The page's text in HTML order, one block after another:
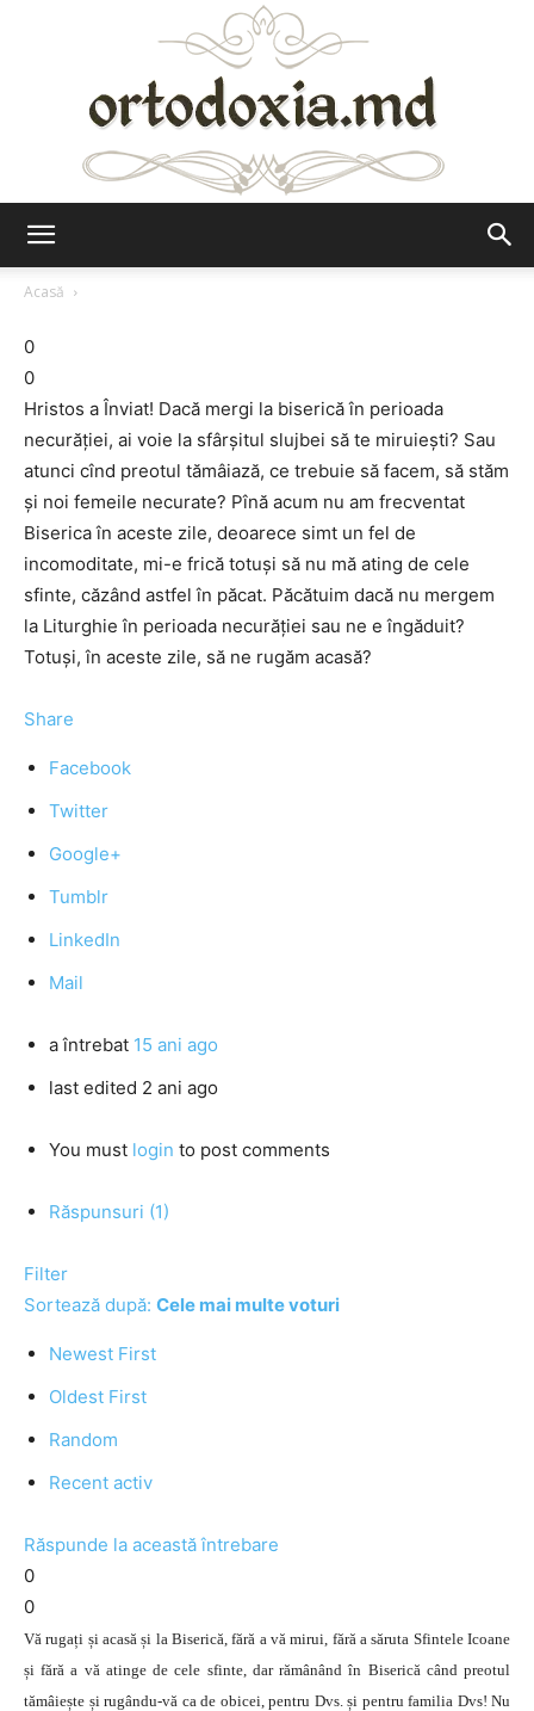
Acasă
0
0
Hristos a Înviat! Dacă mergi la biserică în perioada
necurăţiei, ai voie la sfârşitul slujbei să te miruieşti? Sau
atunci cînd preotul tămâiază, ce trebuie să facem, să stăm
şi noi femeile necurate? Pînă acum nu am frecventat
Biserica în aceste zile, deoarece simt un fel de
incomoditate, mi-e frică totuşi să nu mă ating de cele
sfinte, căzând astfel în păcat. Păcătuim dacă nu mergem
la Liturghie în perioada necurăţiei sau ne e îngăduit?
Totuşi, în aceste zile, să ne rugăm acasă?
Share
Facebook
Twitter
Google+
Tumblr
LinkedIn
Mail
a întrebat 15 ani ago
last edited 2 ani ago
You must login to post comments
Răspunsuri (1)
Filter
Sortează după: Cele mai multe voturi
Newest First
Oldest First
Random
Recent activ
Răspunde la această întrebare
0
0
Vă rugați și acasă și la Biserică, fără a vă mirui, fără a săruta Sfintele Icoane
și fără a vă atinge de cele sfinte, dar rămânând în Biserică când preotul
tămâiește și rugându-vă ca de obicei, pentru Dvs. și pentru familia Dvs! Nu